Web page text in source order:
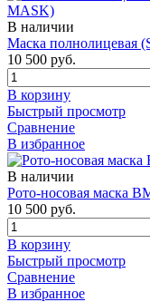
В наличии
Маска полнолицевая
10 500 руб.
В корзину
Быстрый просмотр
Сравнение
В избранное
В наличии
Рото-носовая маска
10 500 руб.
В корзину
Быстрый просмотр
Сравнение
В избранное